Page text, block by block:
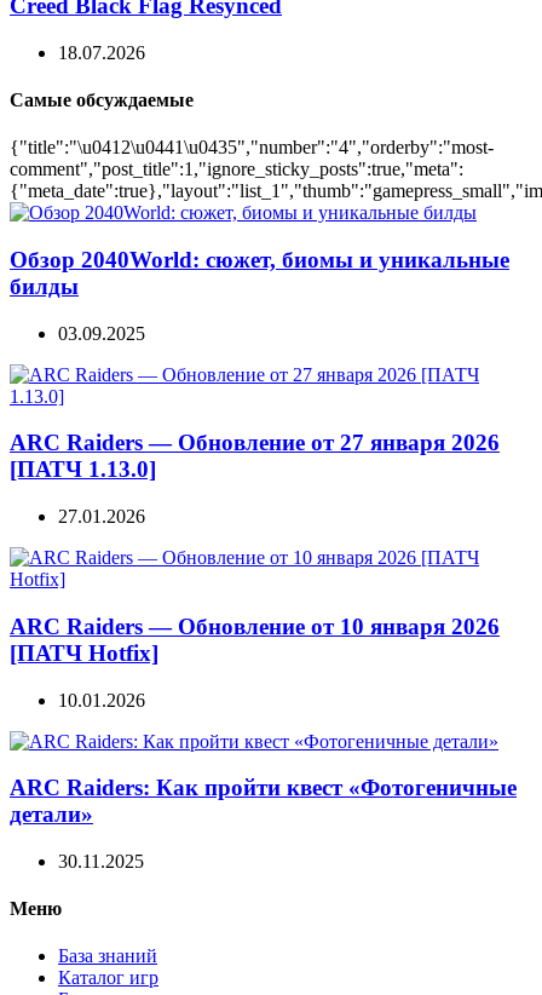
Creed Black Flag Resynced
18.07.2026
Самые обсуждаемые
{"title":"\u0412\u0441\u0435","number":"4","orderby":"most-
comment","post_title":1,"ignore_sticky_posts":true,"meta":
Обзор 2040World: сюжет, биомы и уникальные
билды
03.09.2025
ARC Raiders — Обновление от 27 января 2026
[ПАТЧ 1.13.0]
27.01.2026
ARC Raiders — Обновление от 10 января 2026
[ПАТЧ Hotfix]
10.01.2026
ARC Raiders: Как пройти квест «Фотогеничные
детали»
30.11.2025
Меню
База знаний
Каталог игр